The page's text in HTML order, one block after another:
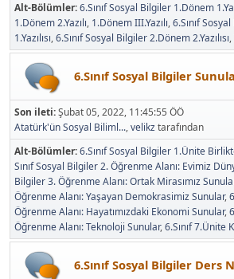
Alt-Bölümler 6.Sınıf Sosyal Bilgiler 1.Dönem
1.Dönem 2.Yazılı 1.Dönem III.Yazılı 6.Sınıf
1.Yazılısı 6.Sınıf Sosyal Bilgiler 2.Dönem 2.Yazılısı
6.Sınıf Sosyal Bilgiler
Son ileti:Şubat 05, 2022, 11:45:55 ÖÖ
Atatürk'ün Sosyal Biliml...,velikztarafından
Alt-Bölümler 6.Sınıf Sosyal Bilgiler 1.Ünite
Sınıf Sosyal Bilgiler 2. Öğrenme Alanı: Evimiz
Bilgiler 3. Öğrenme Alanı: Ortak Mirasımız
Öğrenme Alanı: Yaşayan Demokrasimiz Sunular
Öğrenme Alanı: Hayatımızdaki Ekonomi Sunular
Öğrenme Alanı: Teknoloji Sunular 6.Sınıf 7.Ünite
6.Sınıf Sosyal Bilgiler Ders